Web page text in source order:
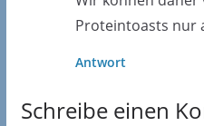
Proteintoasts nur
Antwort
Schreibe einen